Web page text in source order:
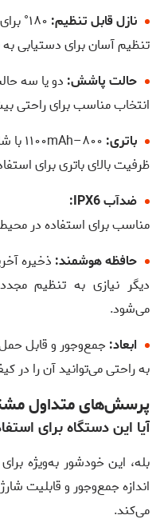
نازل قابل تنظیم:
تنظیم آسان برای دستیابی
حالت پاشش: دو یا سه
انتخاب مناسب برای راحتی
باتری:
ظرفیت بالای باتری برای
ضدآب IPX6:
مناسب برای استفاده در
حافظه هوشمند: ذخیره
دیگر نیازی به تنظیم
می‌شود.
ابعاد: جمع‌وجور و قابل
به راحتی می‌توانید آن را در
پرسش‌های متداول
آیا این دستگاه برای
بله، این خودشور به‌ویژه
اندازه جمع‌وجور و قابلیت
می‌کند.